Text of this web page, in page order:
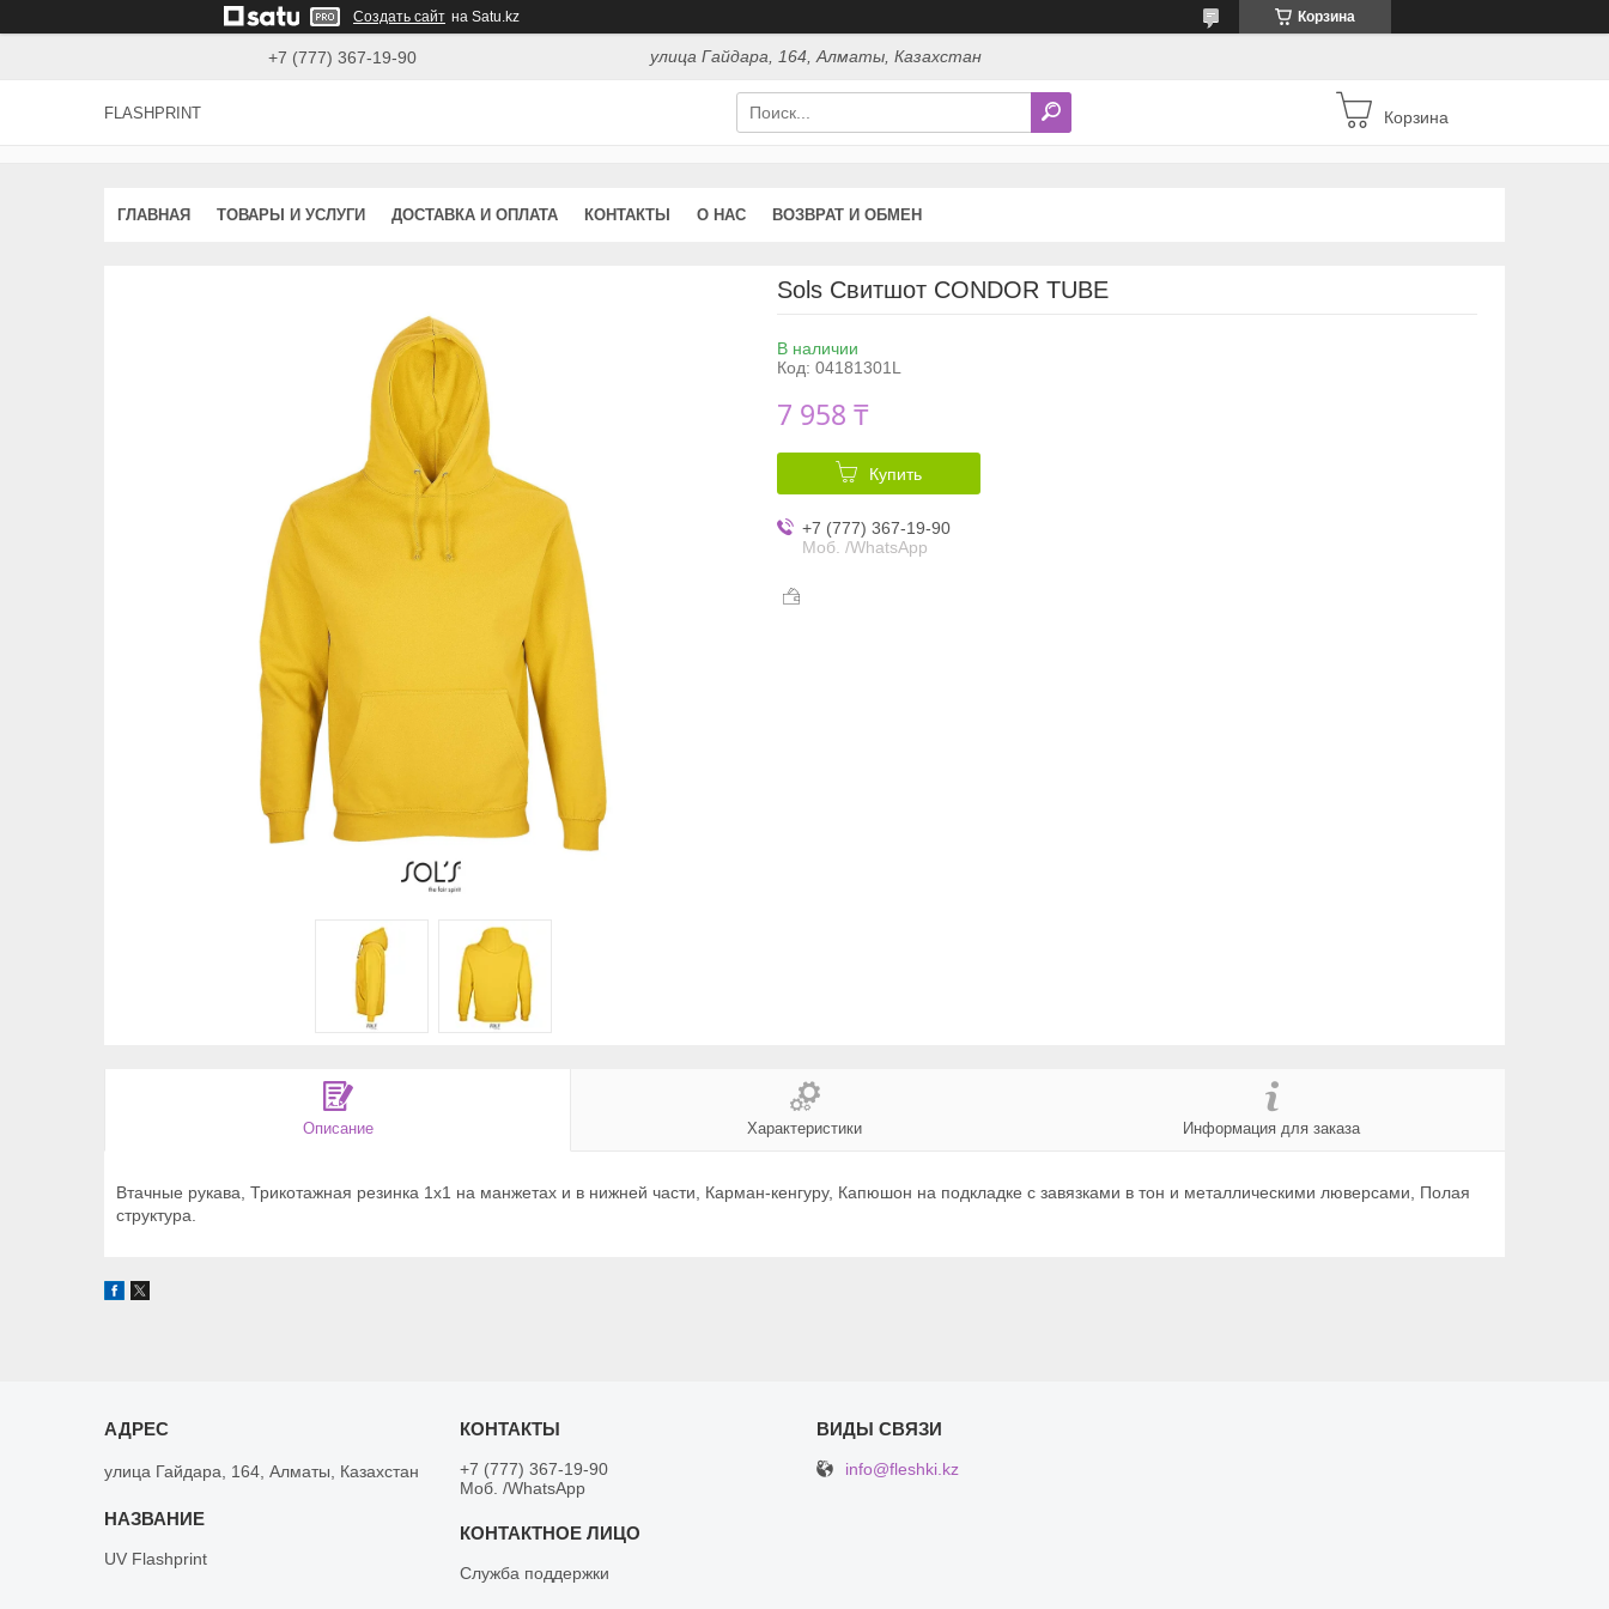
Создать сайт на Satu.kz Корзина
+7 (777) 367-19-90 улица Гайдара, 164, Алматы, Казахстан
FLASHPRINT Корзина
ГЛАВНАЯ ТОВАРЫ И УСЛУГИ ДОСТАВКА И ОПЛАТА КОНТАКТЫ О НАС ВОЗВРАТ И ОБМЕН
Sols Свитшот CONDOR TUBE
В наличии
Код: 04181301L
7 958 ₸
Купить
+7 (777) 367-19-90
Моб. /WhatsApp
Описание Характеристики Информация для заказа
Втачные рукава, Трикотажная резинка 1x1 на манжетах и в нижней части, Карман-кенгуру, Капюшон на подкладке с завязками в тон и металлическими люверсами, Полая
структура.
улица Гайдара, 164, Алматы, Казахстан
UV Flashprint
+7 (777) 367-19-90
Моб. /WhatsApp
Служба поддержки
info@fleshki.kz